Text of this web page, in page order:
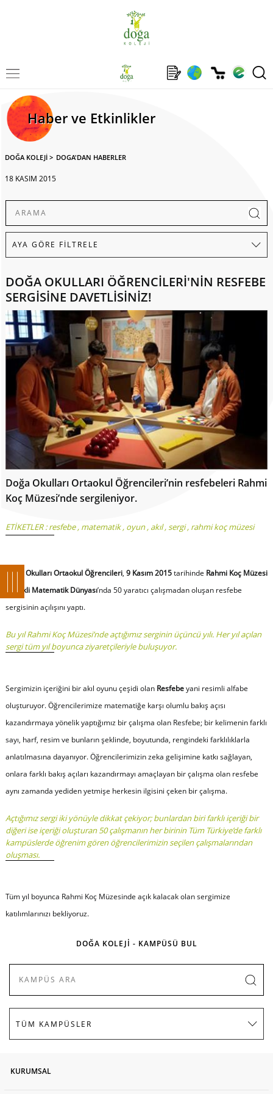
Haber ve Etkinlikler
DOĞA KOLEJİ > DOGA'DAN HABERLER
18 KASIM 2015
DOĞA OKULLARI ÖĞRENCİLERİ'NİN RESFEBE
SERGİSİNE DAVETLİSİNİZ!
Doğa Okulları Ortaokul Öğrencileri’nin resfebeleri Rahmi
Koç Müzesi’nde sergileniyor.
ETİKETLER :resfebe, matematik, oyun, akıl,sergi, rahmi koç müzesi
Doğa Okulları Ortaokul Öğrencileri, 9 Kasım 2015tarihinde Rahmi Koç Müzesi
- Renkli Matematik Dünyası’nda 50 yaratıcı çalışmadan oluşan resfebe
sergisinin açılışını yaptı.
Bu yıl Rahmi Koç Müzesi’nde açtığımız serginin üçüncü yılı. Her yıl açılan
sergi tüm yıl boyunca ziyaretçileriyle buluşuyor.
Sergimizin içeriğini bir akıl oyunu çeşidi olan Resfebeyani resimli alfabe
oluşturuyor. Öğrencilerimize matematiğe karşı olumlu bakış açısı
kazandırmaya yönelik yaptığımız bir çalışma olan Resfebe; bir kelimenin farklı
sayı, harf, resim ve bunların şeklinde, boyutunda, rengindeki farklılıklarla
anlatılmasına dayanıyor. Öğrencilerimizin zeka gelişimine katkı sağlayan,
onlara farklı bakış açıları kazandırmayı amaçlayan bir çalışma olan resfebe
aynı zamanda yediden yetmişe herkesin ilgisini çeken bir çalışma.
Açtığımız sergi iki yönüyle dikkat çekiyor; bunlardan biri farklı içeriği bir
diğeri ise içeriği oluşturan 50 çalışmanın her birinin Tüm Türkiye’de farklı
kampüslerde öğrenim gören öğrencilerimizin seçilen çalışmalarından
oluşması.
Tüm yıl boyunca Rahmi Koç Müzesinde açık kalacak olan sergimize
katılımlarınızı bekliyoruz.
DOĞA KOLEJİ - KAMPÜSÜ BUL
KURUMSAL